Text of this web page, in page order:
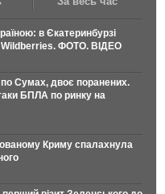
в Єкатеринбурзі
Wildberries. ФОТО. ВІДЕО
по Сумах, двоє поранених.
БПЛА по ринку на
Криму спалахнула